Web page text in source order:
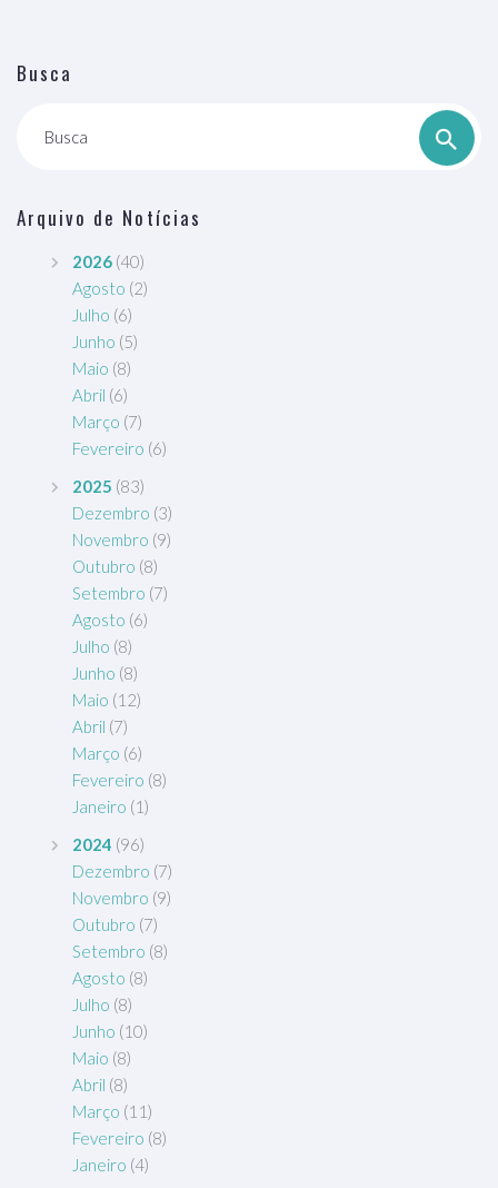
Busca
Busca
Arquivo de Notícias
2026 (40)
Agosto (2)
Julho (6)
Junho (5)
Maio (8)
Abril (6)
Março (7)
Fevereiro (6)
2025 (83)
Dezembro (3)
Novembro (9)
Outubro (8)
Setembro (7)
Agosto (6)
Julho (8)
Junho (8)
Maio (12)
Abril (7)
Março (6)
Fevereiro (8)
Janeiro (1)
2024 (96)
Dezembro (7)
Novembro (9)
Outubro (7)
Setembro (8)
Agosto (8)
Julho (8)
Junho (10)
Maio (8)
Abril (8)
Março (11)
Fevereiro (8)
Janeiro (4)